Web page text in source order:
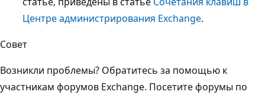
Центре администрирования Exchange.
Совет
Возникли проблемы? Обратитесь за помощью к
участникам форумов Exchange. Посетите форумы по